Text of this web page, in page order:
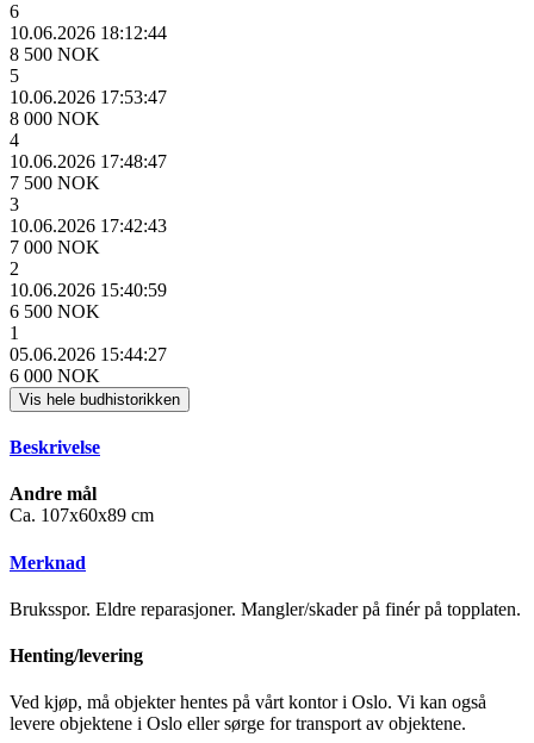
6
10.06.2026 18:12:44
8 500 NOK
5
10.06.2026 17:53:47
8 000 NOK
4
10.06.2026 17:48:47
7 500 NOK
3
10.06.2026 17:42:43
7 000 NOK
2
10.06.2026 15:40:59
6 500 NOK
1
05.06.2026 15:44:27
6 000 NOK
Vis hele budhistorikken
Beskrivelse
Andre mål
Ca. 107x60x89 cm
Merknad
Bruksspor. Eldre reparasjoner. Mangler/skader på finér på topplaten.
Henting/levering
Ved kjøp, må objekter hentes på vårt kontor i Oslo. Vi kan også
levere objektene i Oslo eller sørge for transport av objektene.